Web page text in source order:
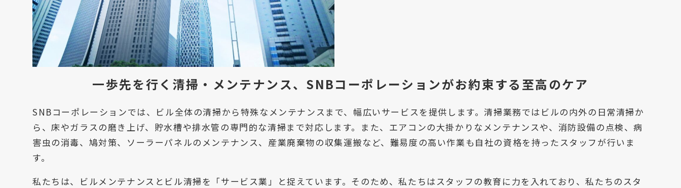
一歩先を行く清掃・メンテナンス、SNBコーポレーションがお約束する至高のケア
SNBコーポレーションでは、ビル全体の清掃から特殊なメンテナンスまで、幅広いサービスを提供します。清掃業務ではビルの内外の日常清掃か
ら、床やガラスの磨き上げ、貯水槽や排水管の専門的な清掃まで対応します。また、エアコンの大掛かりなメンテナンスや、消防設備の点検、病
害虫の消毒、鳩対策、ソーラーパネルのメンテナンス、産業廃棄物の収集運搬など、難易度の高い作業も自社の資格を持ったスタッフが行いま
す。
私たちは、ビルメンテナンスとビル清掃を「サービス業」と捉えています。そのため、私たちはスタッフの教育に力を入れており、私たちのスタ